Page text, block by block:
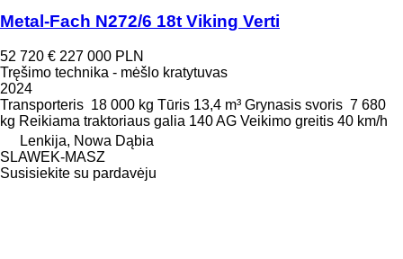
Metal-Fach N272/6 18t Viking Verti
52 720 € 227 000 PLN
Tręšimo technika - mėšlo kratytuvas
2024
Transporteris 18 000 kg Tūris 13,4 m³ Grynasis svoris 7 680
kg Reikiama traktoriaus galia 140 AG Veikimo greitis 40 km/h
Lenkija, Nowa Dąbia
SLAWEK-MASZ
Susisiekite su pardavėju